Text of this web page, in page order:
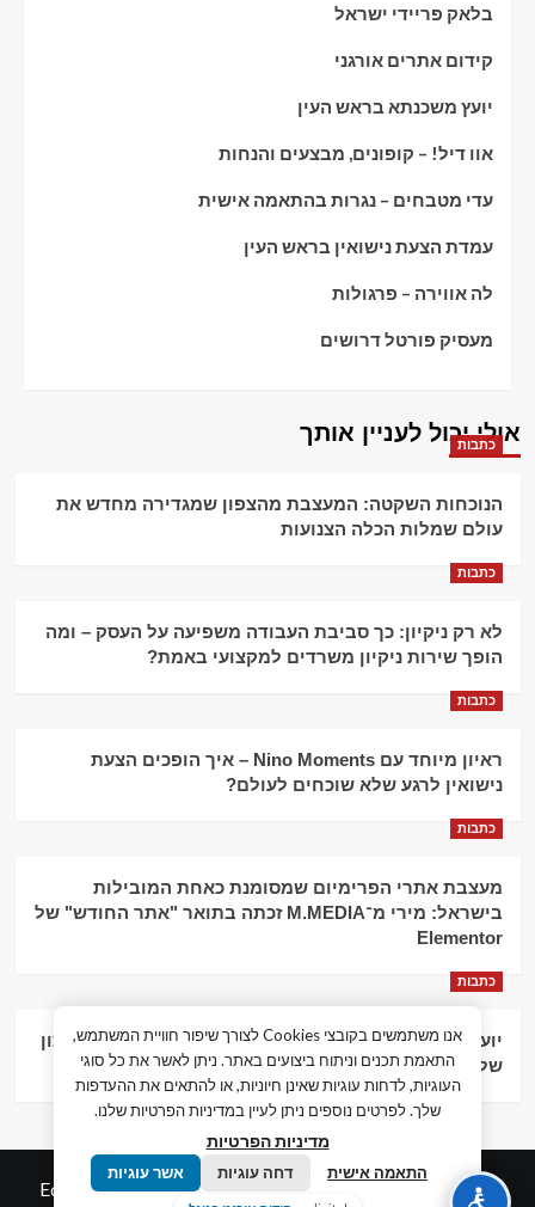
בלאק פריידי ישראל
קידום אתרים אורגני
יועץ משכנתא בראש העין
אוו דיל! – קופונים, מבצעים והנחות
עדי מטבחים – נגרות בהתאמה אישית
עמדת הצעת נישואין בראש העין
לה אווירה – פרגולות
מעסיק פורטל דרושים
אולי יכול לעניין אותך
כתבות
הנוכחות השקטה: המעצבת מהצפון שמגדירה מחדש את
עולם שמלות הכלה הצנועות
כתבות
לא רק ניקיון: כך סביבת העבודה משפיעה על העסק – ומה
הופך שירות ניקיון משרדים למקצועי באמת?
כתבות
ראיון מיוחד עם Nino Moments – איך הופכים הצעת
נישואין לרגע שלא שוכחים לעולם?
כתבות
מעצבת אתרי הפרימיום שמסומנת כאחת המובילות
בישראל: מירי מ־M.MEDIA זכתה בתואר "אתר החודש" של
Elementor
כתבות
יועץ עסקי וליווי פיננסי – הדרך לצמיחה כלכלית וניהול נכון
של העסק
© כל הזכויות שמורות חדשות המאה ה-21 |
Edigital.co.ilby
אנו משתמשים בקובצי Cookies לצורך שיפור חוויית המשתמש,
התאמת תכנים וניתוח ביצועים באתר. ניתן לאשר את כל סוגי
העוגיות, לדחות עוגיות שאינן חיוניות, או להתאים את ההעדפות
שלך. לפרטים נוספים ניתן לעיין במדיניות הפרטיות שלנו.
מדיניות הפרטיות
התאמה אישית דחה עוגיות אשר עוגיות